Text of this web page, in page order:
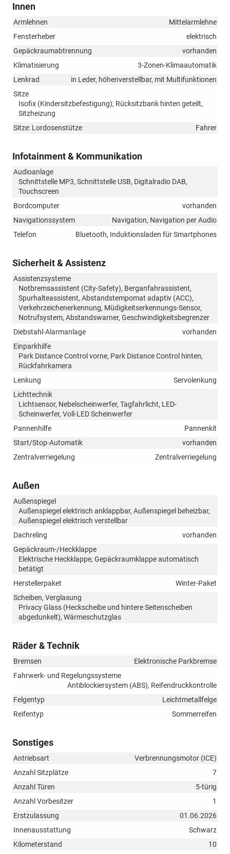
Innen
Armlehnen
Mittelarmlehne
Fensterheber
elektrisch
Gepäckraumabtrennung
vorhanden
Klimatisierung
3-Zonen-Klimaautomatik
Lenkrad
in Leder, höhenverstellbar, mit Multifunktionen
Sitze
Isofix (Kindersitzbefestigung), Rücksitzbank hinten geteilt,
Sitzheizung
Sitze: Lordosenstütze
Fahrer
Infotainment & Kommunikation
Audioanlage
Schnittstelle MP3, Schnittstelle USB, Digitalradio DAB,
Touchscreen
Bordcomputer
vorhanden
Navigationssystem
Navigation, Navigation per Audio
Telefon
Bluetooth, Induktionsladen für Smartphones
Sicherheit & Assistenz
Assistenzsysteme
Notbremsassistent (City-Safety), Berganfahrassistent,
Spurhalteassistent, Abstandstempomat adaptiv (ACC),
Verkehrzeichenerkennung, Müdigkeitserkennungs-Sensor,
Notrufsystem, Abstandswarner, Geschwindigkeitsbegrenzer
Diebstahl-Alarmanlage
vorhanden
Einparkhilfe
Park Distance Control vorne, Park Distance Control hinten,
Rückfahrkamera
Lenkung
Servolenkung
Lichttechnik
Lichtsensor, Nebelscheinwerfer, Tagfahrlicht, LED-
Scheinwerfer, Voll-LED Scheinwerfer
Pannenhilfe
Pannenkit
Start/Stop-Automatik
vorhanden
Zentralverriegelung
Zentralverriegelung
Außen
Außenspiegel
Außenspiegel elektrisch anklappbar, Außenspiegel beheizbar,
Außenspiegel elektrisch verstellbar
Dachreling
vorhanden
Gepäckraum-/Heckklappe
Elektrische Heckklappe, Gepäckraumklappe automatisch
betätigt
Herstellerpaket
Winter-Paket
Scheiben, Verglasung
Privacy Glass (Heckscheibe und hintere Seitenscheiben
abgedunkelt), Wärmeschutzglas
Räder & Technik
Bremsen
Elektronische Parkbremse
Fahrwerk- und Regelungssysteme
Antiblockiersystem (ABS), Reifendruckkontrolle
Felgentyp
Leichtmetallfelge
Reifentyp
Sommerreifen
Sonstiges
Antriebsart
Verbrennungsmotor (ICE)
Anzahl Sitzplätze
7
Anzahl Türen
5-türig
Anzahl Vorbesitzer
1
Erstzulassung
01.06.2026
Innenausstattung
Schwarz
Kilometerstand
10